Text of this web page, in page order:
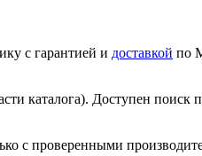
с гарантией и доставкой по
каталога). Доступен поиск
с проверенными